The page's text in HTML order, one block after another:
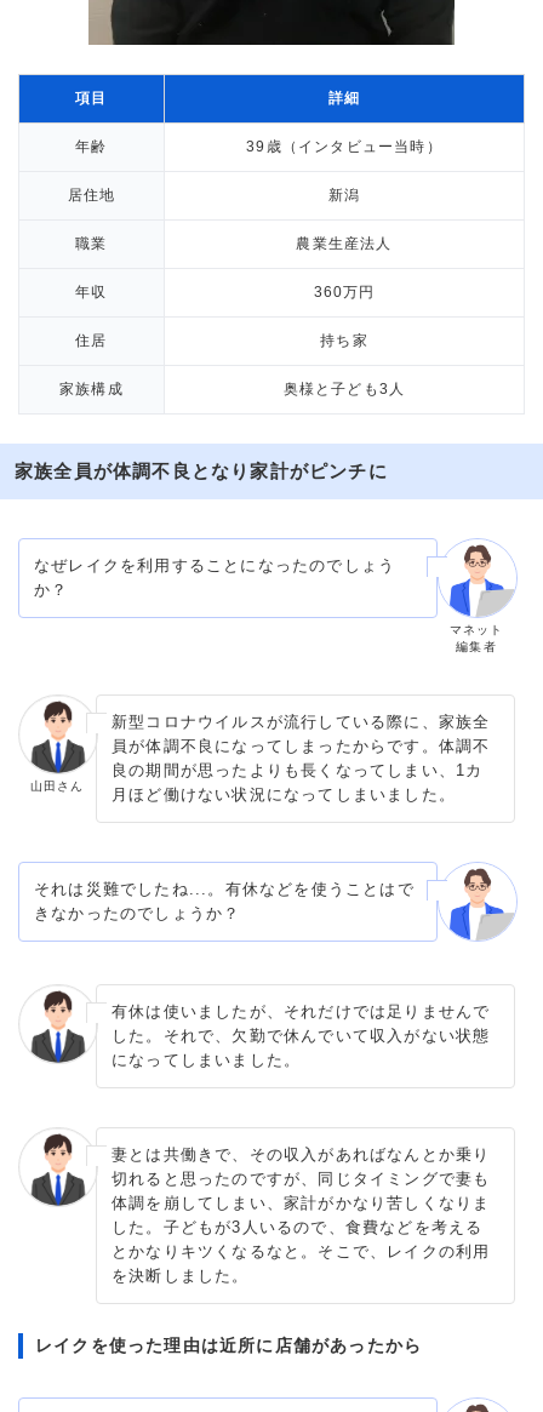
項目 詳細
年齢 39歳（インタビュー当時）
居住地 新潟
職業 農業生産法人
年収 360万円
住居 持ち家
家族構成 奥様と子ども3人
家族全員が体調不良となり家計がピンチに
なぜレイクを利用することになったのでしょう
か？
マネット
編集者
山田さん
新型コロナウイルスが流行している際に、家族全
員が体調不良になってしまったからです。体調不
良の期間が思ったよりも長くなってしまい、1カ
月ほど働けない状況になってしまいました。
それは災難でしたね...。有休などを使うことはで
きなかったのでしょうか？
有休は使いましたが、それだけでは足りませんで
した。それで、欠勤で休んでいて収入がない状態
になってしまいました。
妻とは共働きで、その収入があればなんとか乗り
切れると思ったのですが、同じタイミングで妻も
体調を崩してしまい、家計がかなり苦しくなりま
した。子どもが3人いるので、食費などを考える
とかなりキツくなるなと。そこで、レイクの利用
を決断しました。
レイクを使った理由は近所に店舗があったから